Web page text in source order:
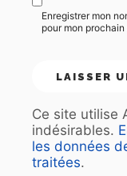
Enregistrer mon
pour mon
Ce site utilise
indésirables.
les données
traitées.